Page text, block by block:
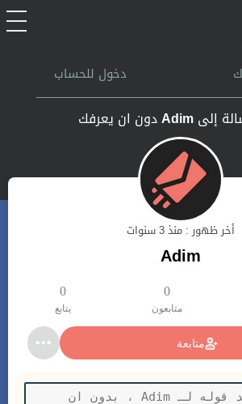
دخول للحساب
إلىAdimدون ان يعرفك
أخر ظهور : منذ 3 سنوات
Adim
0
متابعون
0
يتابع
متابعة